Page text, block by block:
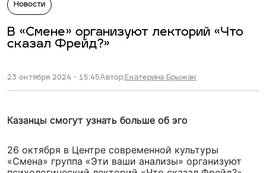
Новости
В «Смене» организуют лекторий «Что
сказал Фрейд?»
23 октября 2024 - 15:45Автор:Екатерина Брыжак
Казанцы смогут узнать больше об эго
26 октября в Центре современной культуры
«Смена» группа «Эти ваши анализы» организуют